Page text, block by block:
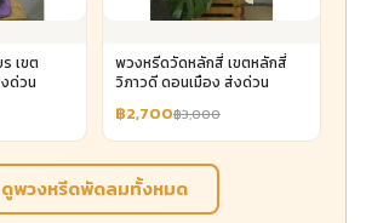
เขต
ด่วน
พวงหรีดวัดหลักสี่ เขตหลักสี่
วิภาวดี ดอนเมือง ส่งด่วน
฿2,700฿3,000
ดูพวงหรีดพัดลมทั้งหมด